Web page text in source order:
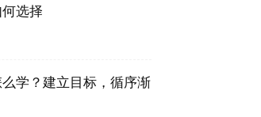
选择
学？建立目标，循序渐